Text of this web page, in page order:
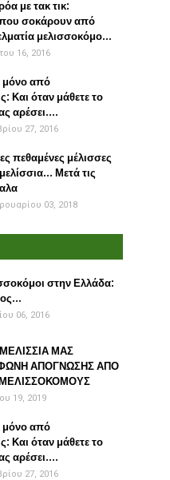
με τακ τικ:
σοκάρουν από
μελισσοκόμο...
16, 2016
μόνο από
Και όταν μάθετε το
αρέσει....
27, 2016
πεθαμένες μέλισσες
Μετά τις
03, 2018
στην Ελλάδα:
06, 2016
ΜΑΣ
ΑΠΟΓΝΩΣΗΣ ΑΠΟ
19, 2019
μόνο από
Και όταν μάθετε το
αρέσει....
27, 2016